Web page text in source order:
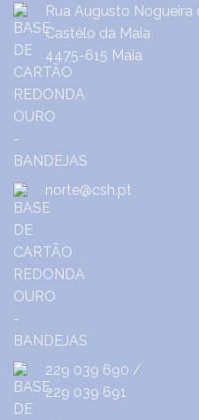
Rua Augusto Nogueira
Castêlo da Maia
4475-615 Maia
norte@csh.pt
229 039 690 /
229 039 691